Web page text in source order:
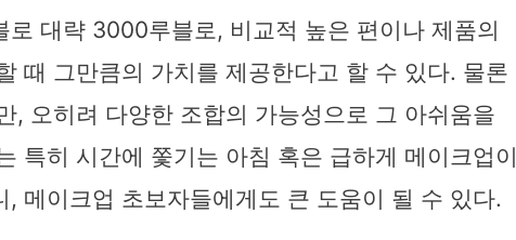
로 대략 3000루블로, 비교적 높은 편이나 제품의
때 그만큼의 가치를 제공한다고 할 수 있다. 물론
, 오히려 다양한 조합의 가능성으로 그 아쉬움을
특히 시간에 쫓기는 아침 혹은 급하게 메이크업이
메이크업 초보자들에게도 큰 도움이 될 수 있다.